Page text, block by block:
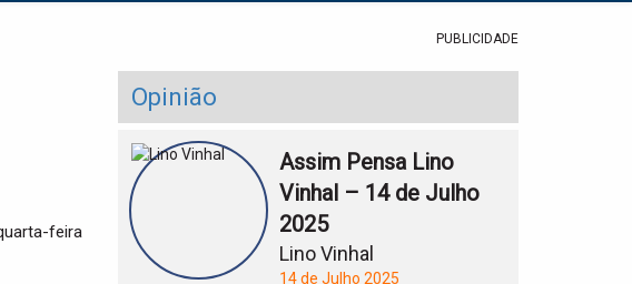
feira
PUBLICIDADE
Opinião
Assim Pensa Lino
Vinhal – 14 de Julho
2025
Lino Vinhal
14 de Julho 2025